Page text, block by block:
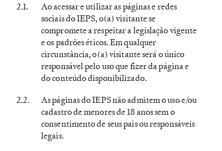
Ao acessar e utilizar as páginas e redes
sociais do IEPS, o(a) visitante se
compromete a respeitar a legislação vigente
e os padrões éticos. Em qualquer
circunstância, o(a) visitante será o único
responsável pelo uso que fizer da página e
do conteúdo disponibilizado.
As páginas do IEPS não admitem o uso e/ou
cadastro de menores de 18 anos sem o
consentimento de seus pais ou responsáveis
legais.